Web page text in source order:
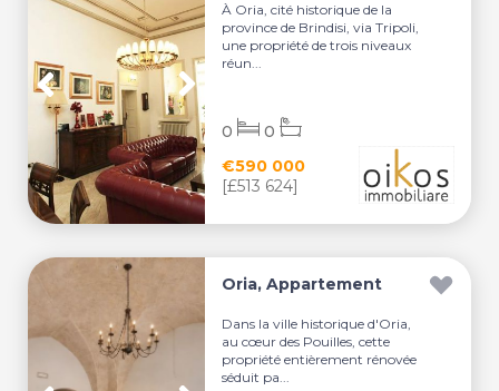
À Oria, cité historique de la
province de Brindisi, via Tripoli,
une propriété de trois niveaux
réun...
€590 000
[£513 624]
0 0
Oria, Appartement
Dans la ville historique d'Oria,
au cœur des Pouilles, cette
propriété entièrement rénovée
séduit pa...